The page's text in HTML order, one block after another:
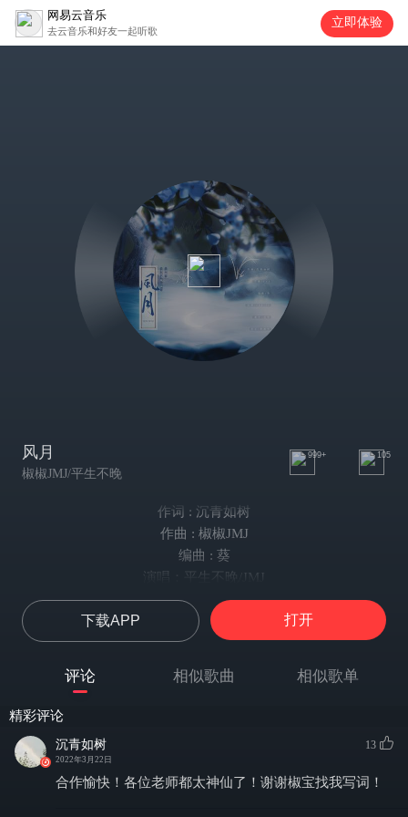
网易云音乐
去云音乐和好友一起听歌
立即体验
风月
椒椒JMJ/平生不晚
999+ 105
作词 : 沉青如树
作曲 : 椒椒JMJ
编曲 : 葵
演唱：平生不晚/JMJ
后期：CReiFu
题字：椿椿
美工：李殊知
JMJ：
但枕青石数落花 听流水弄琵琶
下载APP 打开
评论 相似歌曲 相似歌单
精彩评论
沉青如树
2022年3月22日
13
合作愉快！各位老师都太神仙了！谢谢椒宝找我写词！